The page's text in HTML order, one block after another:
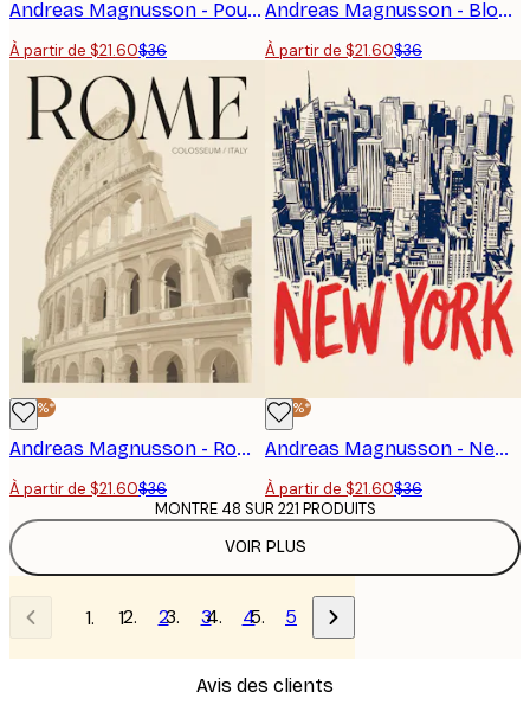
Andreas Magnusson - Poupée d'Entreprise Fatiguée Poster
À partir de $21.60$36
Andreas Magnusson - Blocs de Couleurs Vives Poster
À partir de $21.60$36
-40%*
Andreas Magnusson - Rome Antique Colisée Affiche
À partir de $21.60$36
-40%*
Andreas Magnusson - New York City Iconique Affiche
À partir de $21.60$36
VOIR PLUS
MONTRE 48 SUR 221 PRODUITS
1 2 3 4 5
Avis des clients